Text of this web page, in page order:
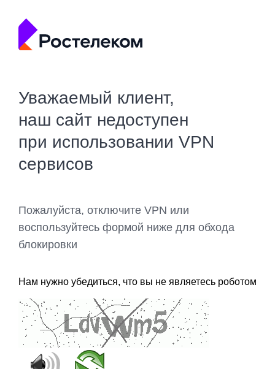
Уважаемый клиент,
наш сайт недоступен
при использовании VPN
сервисов
Пожалуйста, отключите VPN или
воспользуйтесь формой ниже для обхода
блокировки
Нам нужно убедиться, что вы не являетесь роботом